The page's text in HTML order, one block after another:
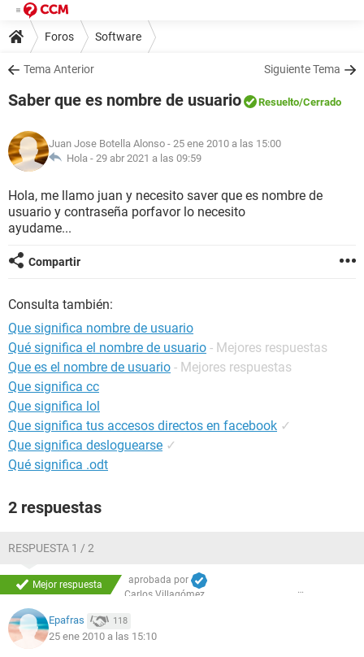
Foros Software
Tema Anterior Siguiente Tema
Saber que es nombre de usuario Resuelto/Cerrado
Juan Jose Botella Alonso - 25 ene 2010 a las 15:00
Hola - 29 abr 2021 a las 09:59
Hola, me llamo juan y necesito saver que es nombre de
usuario y contraseña porfavor lo necesito
ayudame...
Compartir
Consulta también:
Que significa nombre de usuario
Qué significa el nombre de usuario - Mejores respuestas
Que es el nombre de usuario - Mejores respuestas
Que significa cc
Que significa lol
Que significa tus accesos directos en facebook ✓
Que significa desloguearse ✓
Qué significa .odt
2 respuestas
RESPUESTA 1 / 2
Mejor respuesta
aprobada por
Carlos Villagómez
Epafras 118
25 ene 2010 a las 15:10